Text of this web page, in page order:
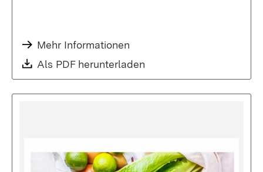
Mehr Informationen
Als PDF herunterladen